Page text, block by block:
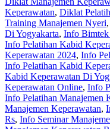
Keperawatan, Diklat
Training Manajemen Nyeri,
Di Yogyakarta, Info Bimtek
Info Pelatihan Kabid
Keperawatan 2024, Info
Info Pelatihan Kabid
Kabid Keperawatan Di
Keperawatan Online, Info
Info Pelatihan Manajemen
Manajemen Keperawatan,
Rs, Info Seminar